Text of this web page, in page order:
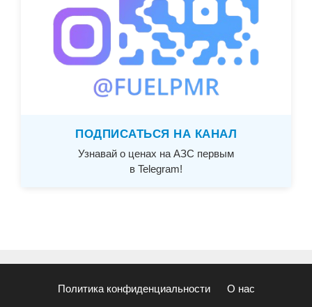
ПОДПИСАТЬСЯ НА КАНАЛ
Узнавай о ценах на АЗС первым
в Telegram!
Политика конфиденциальности О нас